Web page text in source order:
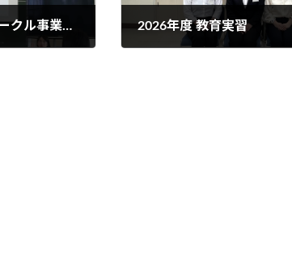
ふくいGirl'sテックリーダーサークル事業説明会・特別講演会 2026年度 教育実習